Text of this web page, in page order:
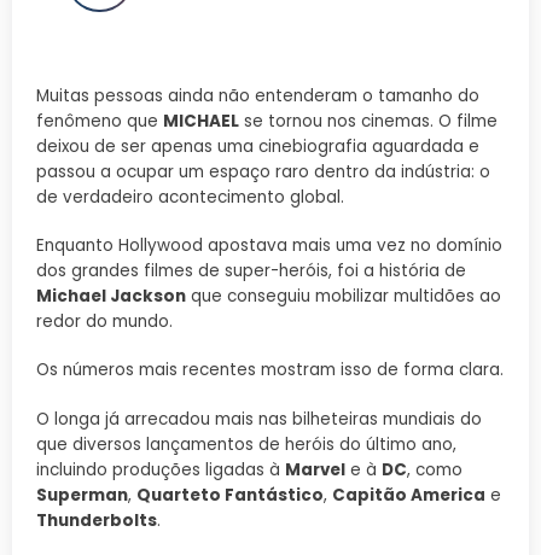
Muitas pessoas ainda não entenderam o tamanho do
fenômeno que MICHAEL se tornou nos cinemas. O filme
deixou de ser apenas uma cinebiografia aguardada e
passou a ocupar um espaço raro dentro da indústria: o
de verdadeiro acontecimento global.
Enquanto Hollywood apostava mais uma vez no domínio
dos grandes filmes de super-heróis, foi a história de
Michael Jackson que conseguiu mobilizar multidões ao
redor do mundo.
Os números mais recentes mostram isso de forma clara.
O longa já arrecadou mais nas bilheteiras mundiais do
que diversos lançamentos de heróis do último ano,
incluindo produções ligadas à Marvel e à DC, como
Superman, Quarteto Fantástico, Capitão America e
Thunderbolts.